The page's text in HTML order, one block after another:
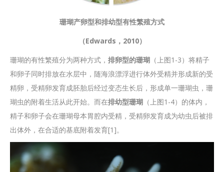
珊瑚产卵型和排幼型有性繁殖方式
（Edwards，2010）
珊瑚的有性繁殖分为两种方式， 排卵型的珊瑚 （上图1-3）将精子
和卵子同时排放在水层中，随海浪漂浮进行体外受精并形成新的受
精卵，受精卵发育成胚胎后经过变态生长后，形成单一珊瑚虫，珊
瑚虫的附着生活从此开始。而在排幼型珊瑚 （上图1-4）的体内，
精子和卵子会在珊瑚母本胃腔内受精，受精卵发育成为幼虫后被排
出体外，在合适的基底附着发育[1]。